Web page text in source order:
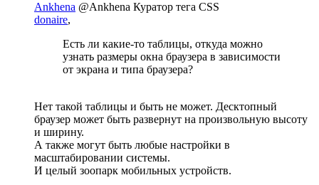
Ankhena @Ankhena Куратор тега CSS
donaire,
Есть ли какие-то таблицы, откуда можно
узнать размеры окна браузера в зависимости
от экрана и типа браузера?
Нет такой таблицы и быть не может. Десктопный
браузер может быть развернут на произвольную высоту
и ширину.
А также могут быть любые настройки в
масштабировании системы.
И целый зоопарк мобильных устройств.